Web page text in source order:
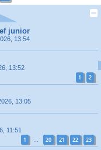
junior
13:54
13:52
1 2
13:05
11:51
1 … 20 21 22 23